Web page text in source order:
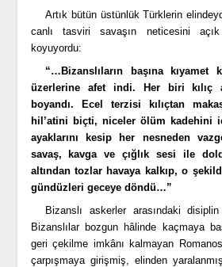
Artık bütün üstünlük Türklerin
canlı tasviri savaşın neticesini
koyuyordu:
“…Bizanslıların başına kıyamet
üzerlerine afet indi. Her biri kılıç
boyandı. Ecel terzisi kılıçtan
hil’atini biçti, niceler ölüm kadehini
ayaklarını kesip her nesneden
savaş, kavga ve çığlık sesi ile
altından tozlar havaya kalkıp, o
gündüzleri geceye döndü…”
Bizanslı askerler arasındaki
Bizanslılar bozgun hâlinde kaçmaya
geri çekilme imkânı kalmayan
çarpışmaya girişmiş, elinden